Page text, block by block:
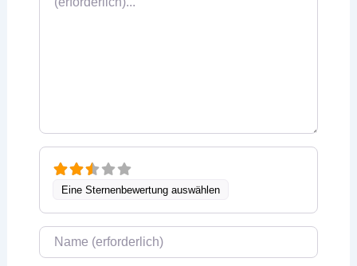
Eine Sternenbewertung auswählen
Name